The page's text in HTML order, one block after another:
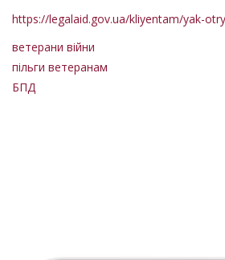
https://legalaid.gov.ua/kliyentam/yak-
ветерани війни
пільги ветеранам
БПД